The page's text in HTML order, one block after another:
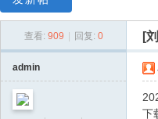
研
查看: 909 回复: 0 [
admin
下